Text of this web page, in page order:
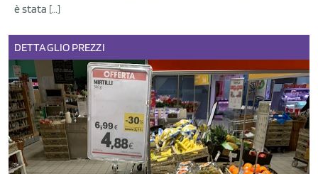
è stata […]
DETTAGLIO PREZZI